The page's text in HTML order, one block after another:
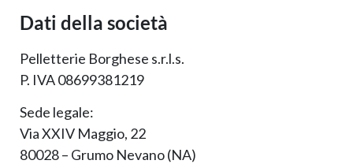
Dati della società
Pelletterie Borghese s.r.l.s.
P. IVA 08699381219
Sede legale:
Via XXIV Maggio, 22
80028 – Grumo Nevano (NA)